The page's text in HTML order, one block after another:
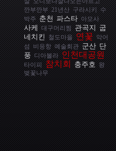
깐부깐부 21년산 구라시키 수
박주 춘천 파스타 아모사
사케 대구머리찜 관곡지 굽
네치킨 철도마을 연꽃 악어
섬 비응항 예술회관 군산 단
풍 디아볼라 인천대공원
타이피 참치회 충주호 왕
벚꽃나무